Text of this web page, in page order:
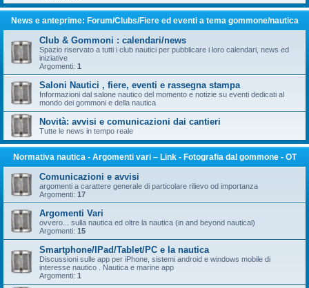
News e anteprime: Forum/Clubs/Fiere ed eventi a tema gommone/nautica
Club & Gommoni : calendari/news
Spazio riservato a tutti i club nautici per pubblicare i loro calendari, news ed
iniziative
Argomenti: 1
Saloni Nautici , fiere, eventi e rassegna stampa
Informazioni dal salone nautico del momento e notizie su eventi dedicati al
mondo dei gommoni e della nautica
Novità: avvisi e comunicazioni dai cantieri
Tutte le news in tempo reale
Normativa nautica - Argomenti vari – Link - Fotografia dal gommone - OT
Comunicazioni e avvisi
argomenti a carattere generale di particolare rilievo od importanza
Argomenti: 17
Argomenti Vari
ovvero... sulla nautica ed oltre la nautica (in and beyond nautical)
Argomenti: 15
Smartphone/IPad/Tablet/PC e la nautica
Discussioni sulle app per iPhone, sistemi android e windows mobile di
interesse nautico . Nautica e marine app
Argomenti: 1